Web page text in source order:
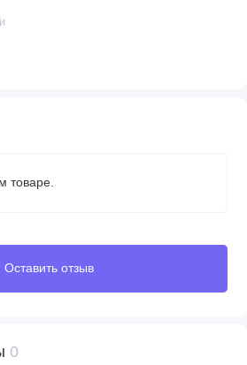
покупателя вносить
комплектацию или технологию
товаре.
Оставить отзыв
0